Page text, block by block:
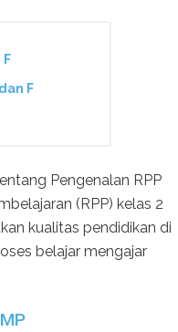
F
F
Pengenalan RPP
(RPP) kelas 2
kualitas pendidikan di
belajar mengajar